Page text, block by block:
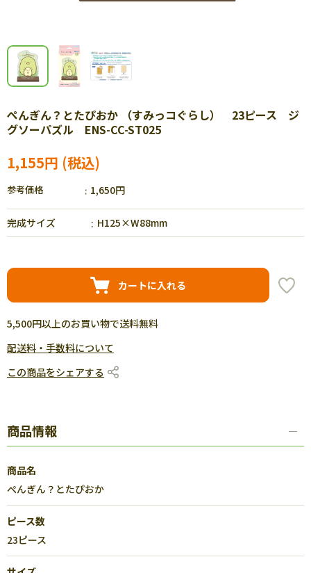
ぺんぎん？とたぴおか （すみっコぐらし） 23ピース ジ
グソーパズル ENS-CC-ST025
1,155円
参考価格 1,650円
完成サイズ H125×W88mm
カートに入れる
5,500円以上のお買い物で送料無料
配送料・手数料について
この商品をシェアする
商品情報
商品名
ぺんぎん？とたぴおか
ピース数
23ピース